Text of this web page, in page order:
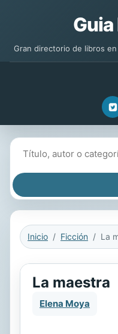
Guia
Gran directorio de libros en
Inicio Ficción La
La maestra
Elena Moya